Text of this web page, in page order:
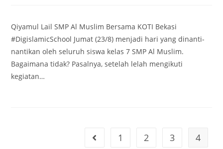
Qiyamul Lail SMP Al Muslim Bersama KOTI Bekasi
#DigislamicSchool Jumat (23/8) menjadi hari yang dinanti-
nantikan oleh seluruh siswa kelas 7 SMP Al Muslim.
Bagaimana tidak? Pasalnya, setelah lelah mengikuti
kegiatan…
1 2 3 4